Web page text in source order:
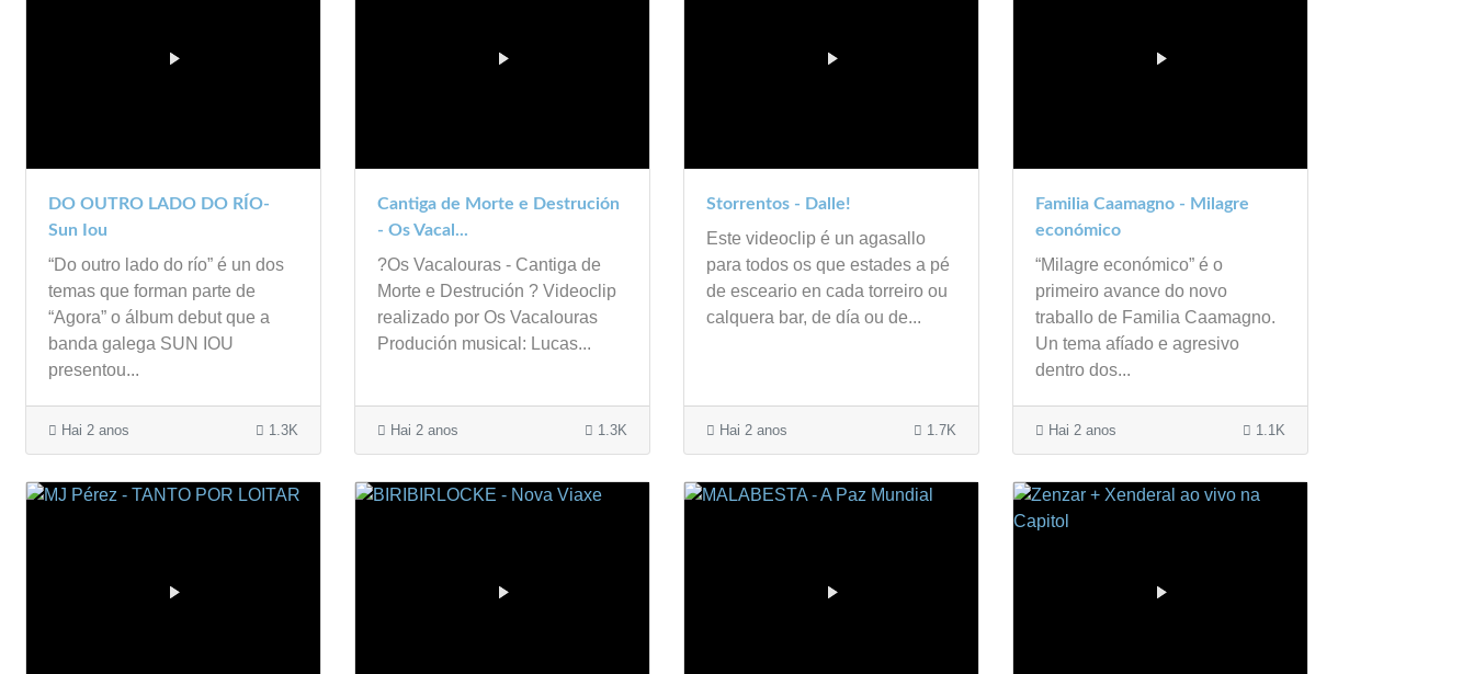
DO OUTRO LADO DO RÍO-
Sun Iou
“Do outro lado do río” é un dos
temas que forman parte de
“Agora” o álbum debut que a
banda galega SUN IOU
presentou...
Hai 2 anos 1.3K
Cantiga de Morte e Destrución
- Os Vacal...
?Os Vacalouras - Cantiga de
Morte e Destrución ? Videoclip
realizado por Os Vacalouras
Produción musical: Lucas...
Hai 2 anos 1.3K
Storrentos - Dalle!
Este videoclip é un agasallo
para todos os que estades a pé
de esceario en cada torreiro ou
calquera bar, de día ou de...
Hai 2 anos 1.7K
Familia Caamagno - Milagre
económico
“Milagre económico” é o
primeiro avance do novo
traballo de Familia Caamagno.
Un tema afíado e agresivo
dentro dos...
Hai 2 anos 1.1K